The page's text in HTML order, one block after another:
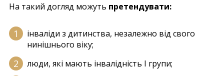
На такий догляд можуть претендувати:
інваліди з дитинства, незалежно від свого
нинішнього віку;
люди, які мають інвалідність І групи;